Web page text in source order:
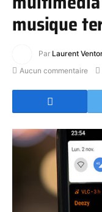
musique
Par Laurent
Aucun commentaire